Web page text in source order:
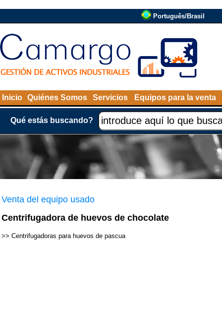
Português/Brasil
Inicio Quiénes Somos Servicios Equipos para la venta
Qué estás buscando?
Venta del equipo usado
Centrifugadora de huevos de chocolate
>> Centrifugadoras para huevos de pascua